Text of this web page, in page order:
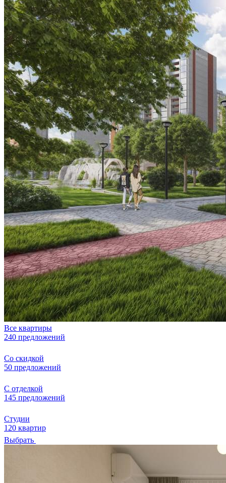
Все квартиры
240 предложений
Со скидкой
50 предложений
С отделкой
145 предложений
Студии
120 квартир
Выбрать